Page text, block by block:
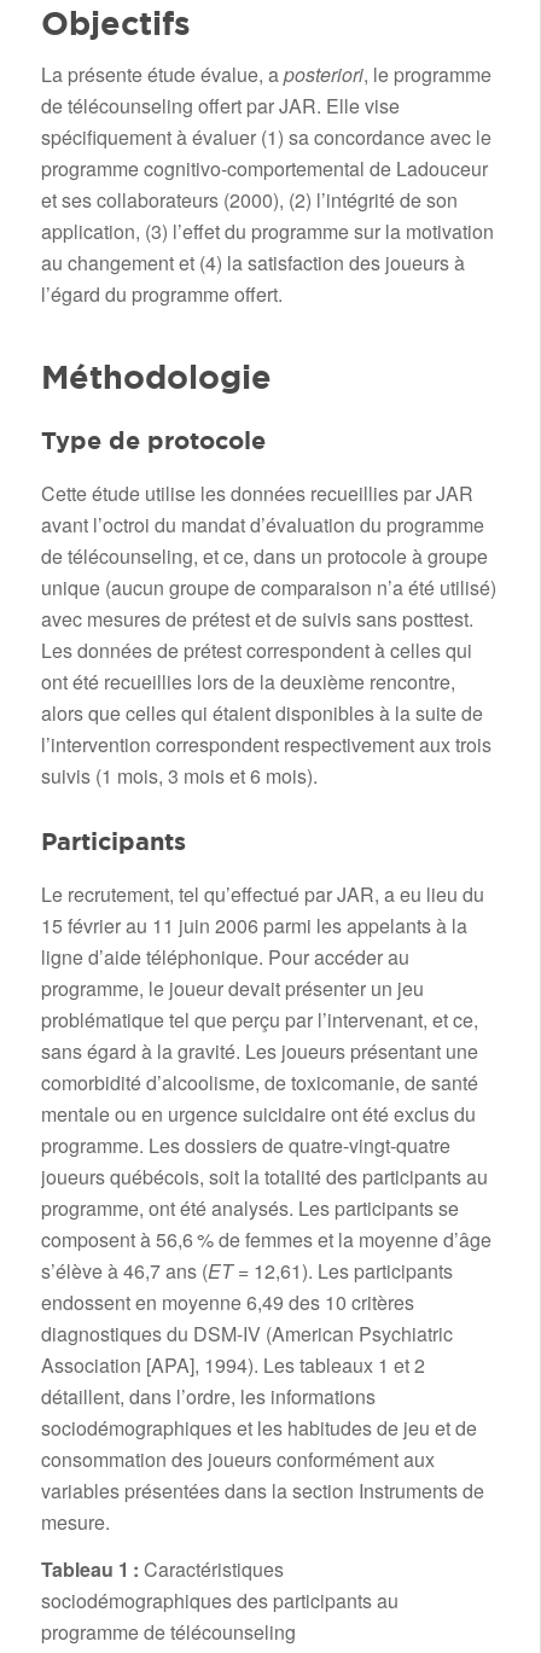
Objectifs
La présente étude évalue, aposteriori, le programme
de télécounseling offert par JAR. Elle vise
spécifiquement à évaluer (1) sa concordance avec le
programme cognitivo-comportemental de Ladouceur
et ses collaborateurs (2000), (2) l’intégrité de son
application, (3) l’effet du programme sur la motivation
au changement et (4) la satisfaction des joueurs à
l’égard du programme offert.
Méthodologie
Type de protocole
Cette étude utilise les données recueillies par JAR
avant l’octroi du mandat d’évaluation du programme
de télécounseling, et ce, dans un protocole à groupe
unique (aucun groupe de comparaison n’a été utilisé)
avec mesures de prétest et de suivis sans posttest.
Les données de prétest correspondent à celles qui
ont été recueillies lors de la deuxième rencontre,
alors que celles qui étaient disponibles à la suite de
l’intervention correspondent respectivement aux trois
suivis (1 mois, 3 mois et 6 mois).
Participants
Le recrutement, tel qu’effectué par JAR, a eu lieu du
15 février au 11 juin 2006 parmi les appelants à la
ligne d’aide téléphonique. Pour accéder au
programme, le joueur devait présenter un jeu
problématique tel que perçu par l’intervenant, et ce,
sans égard à la gravité. Les joueurs présentant une
comorbidité d’alcoolisme, de toxicomanie, de santé
mentale ou en urgence suicidaire ont été exclus du
programme. Les dossiers de quatre-vingt-quatre
joueurs québécois, soit la totalité des participants au
programme, ont été analysés. Les participants se
composent à 56,6 % de femmes et la moyenne d’âge
s’élève à 46,7 ans (ET= 12,61). Les participants
endossent en moyenne 6,49 des 10 critères
diagnostiques du DSM-IV (American Psychiatric
Association [APA], 1994). Les tableaux 1 et 2
détaillent, dans l’ordre, les informations
sociodémographiques et les habitudes de jeu et de
consommation des joueurs conformément aux
variables présentées dans la section Instruments de
mesure.
Tableau 1 : Caractéristiques
sociodémographiques des participants au
programme de télécounseling